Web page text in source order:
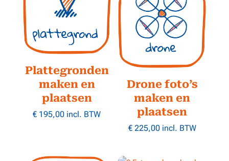
Plattegronden
maken en
plaatsen
€ 195,00 incl. BTW
Drone foto’s
maken en
plaatsen
€225,00 incl. BTW